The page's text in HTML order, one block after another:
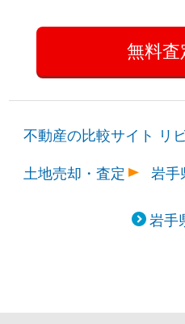
不動産の比較サイト リ
土地売却・査定
岩手
岩手